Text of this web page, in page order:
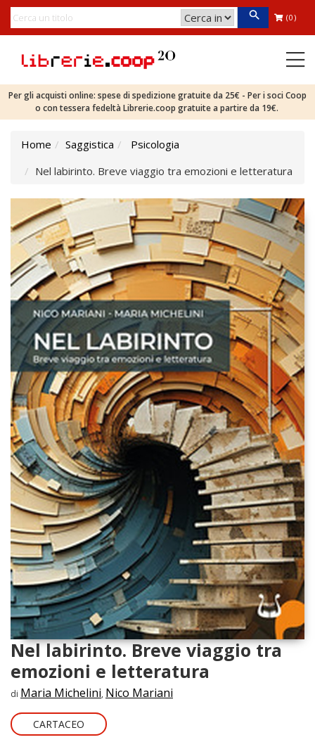
(0)
Per gli acquisti online: spese di spedizione gratuite da 25€ - Per i soci Coop
o con tessera fedeltà Librerie.coop gratuite a partire da 19€.
Home Saggistica
Psicologia
Nel labirinto. Breve viaggio tra emozioni e letteratura
Nel labirinto. Breve viaggio tra
emozioni e letteratura
di Maria Michelini, Nico Mariani
CARTACEO